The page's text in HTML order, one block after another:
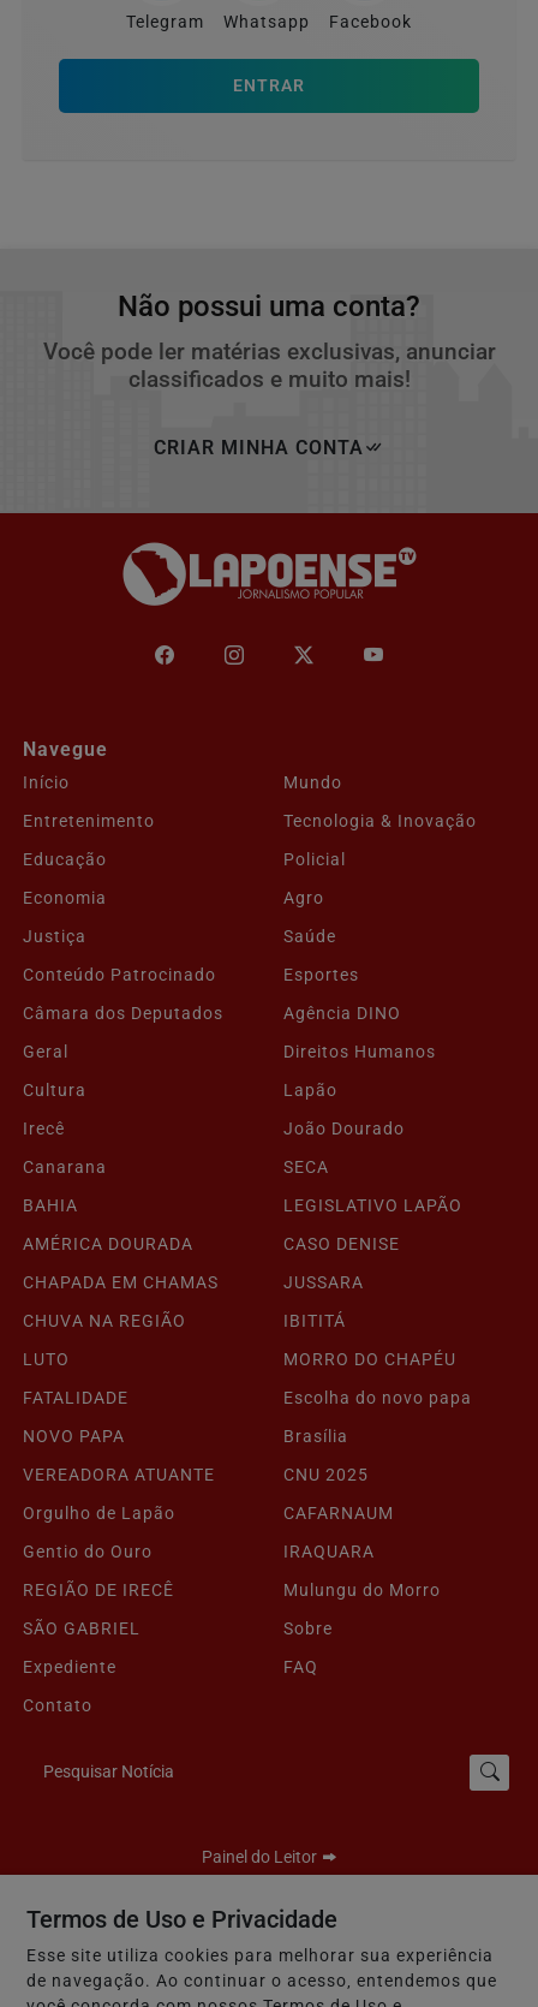
Telegram Whatsapp Facebook
ENTRAR
Não possui uma conta?
Você pode ler matérias exclusivas, anunciar
classificados e muito mais!
CRIAR MINHA CONTA
Navegue
Início
Mundo
Entretenimento
Tecnologia & Inovação
Educação
Policial
Economia
Agro
Justiça
Saúde
Conteúdo Patrocinado
Esportes
Câmara dos Deputados
Agência DINO
Geral
Direitos Humanos
Cultura
Lapão
Irecê
João Dourado
Canarana
SECA
BAHIA
LEGISLATIVO LAPÃO
AMÉRICA DOURADA
CASO DENISE
CHAPADA EM CHAMAS
JUSSARA
CHUVA NA REGIÃO
IBITITÁ
LUTO
MORRO DO CHAPÉU
FATALIDADE
Escolha do novo papa
NOVO PAPA
Brasília
VEREADORA ATUANTE
CNU 2025
Orgulho de Lapão
CAFARNAUM
Gentio do Ouro
IRAQUARA
REGIÃO DE IRECÊ
Mulungu do Morro
SÃO GABRIEL
Sobre
Expediente
FAQ
Contato
Pesquisar Notícia
Painel do Leitor
Seu Site - Todos os direitos reservados.
Termos de Uso e Privacidade
Termos de Uso e Privacidade
Esse site utiliza cookies para melhorar sua experiência
de navegação. Ao continuar o acesso, entendemos que